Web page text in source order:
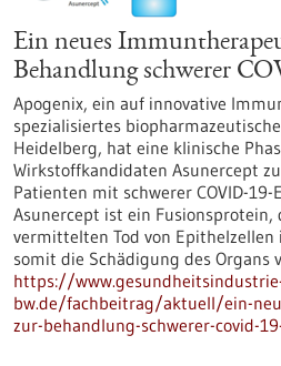
Ein neues
Behandlung schwerer
Apogenix, ein auf innovative
spezialisiertes
Heidelberg, hat eine klinische
Wirkstoffkandidaten Asunercept
Patienten mit schwerer COVID-
Asunercept ist ein Fusionsprotein,
vermittelten Tod von
somit die Schädigung des Organs
https://
bw.de/fachbeitrag/aktuell/ein-
zur-behandlung-schwerer-covid-